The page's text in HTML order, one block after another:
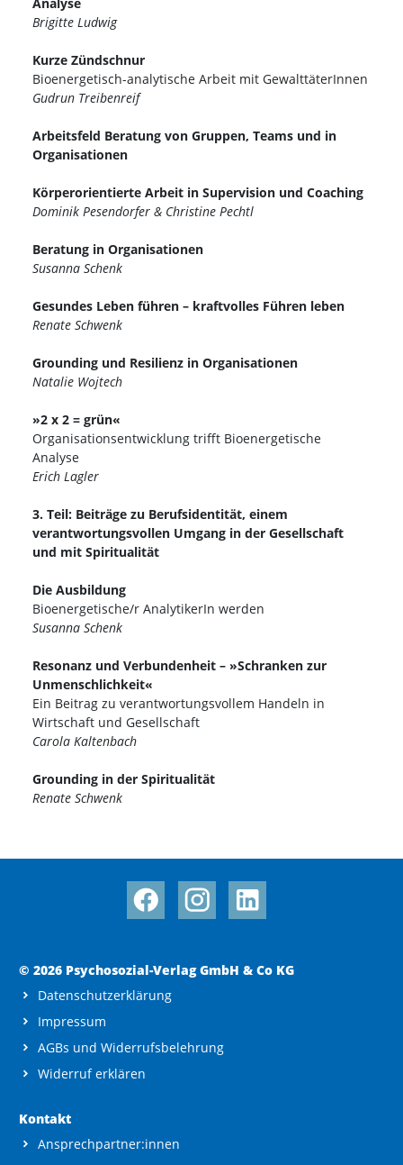
Brigitte Ludwig
Kurze Zündschnur
Bioenergetisch-analytische Arbeit mit GewalttäterInnen
Gudrun Treibenreif
Arbeitsfeld Beratung von Gruppen, Teams und in
Organisationen
Körperorientierte Arbeit in Supervision und Coaching
Dominik Pesendorfer & Christine Pechtl
Beratung in Organisationen
Susanna Schenk
Gesundes Leben führen – kraftvolles Führen leben
Renate Schwenk
Grounding und Resilienz in Organisationen
Natalie Wojtech
»2 x 2 = grün«
Organisationsentwicklung trifft Bioenergetische
Analyse
Erich Lagler
3. Teil: Beiträge zu Berufsidentität, einem
verantwortungsvollen Umgang in der Gesellschaft
und mit Spiritualität
Die Ausbildung
Bioenergetische/r AnalytikerIn werden
Susanna Schenk
Resonanz und Verbundenheit – »Schranken zur
Unmenschlichkeit«
Ein Beitrag zu verantwortungsvollem Handeln in
Wirtschaft und Gesellschaft
Carola Kaltenbach
Grounding in der Spiritualität
Renate Schwenk
© 2026 Psychosozial-Verlag GmbH & Co KG
Datenschutzerklärung
Impressum
AGBs und Widerrufsbelehrung
Widerruf erklären
Kontakt
Ansprechpartner:innen